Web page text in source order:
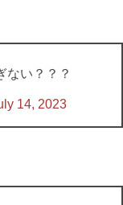
ない？？？
14, 2023